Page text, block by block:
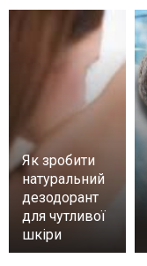
Як зробити
натуральний
дезодорант
для чутливої
шкіри